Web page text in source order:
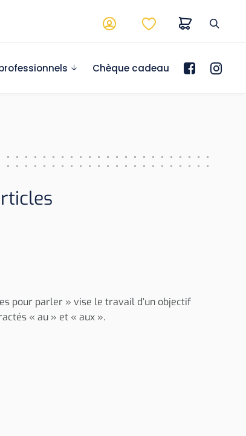
Chèque cadeau
pour parler » vise le travail d’un objectif
« au » et « aux ».